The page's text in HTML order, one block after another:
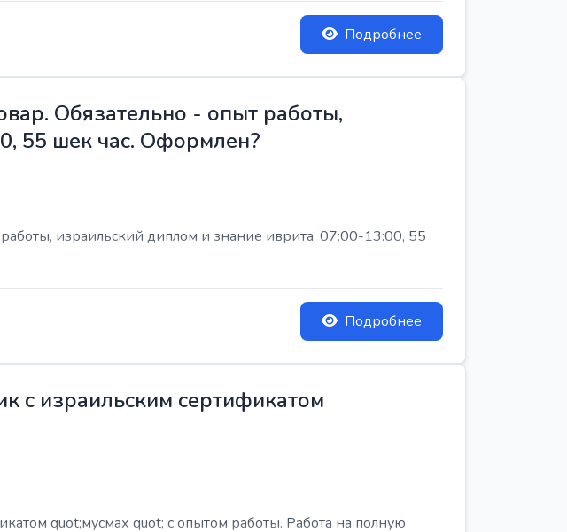
Подробнее
Обязательно - опыт работы,
55 шек час. Оформлен?
израильский диплом и знание иврита. 07:00-13:00, 55
Подробнее
с израильским сертификатом
quot;мусмах quot; с опытом работы. Работа на полную